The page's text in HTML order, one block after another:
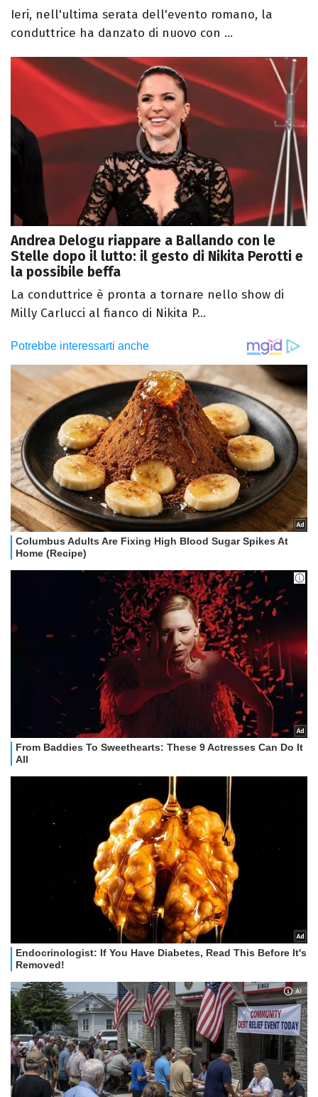
Ieri, nell'ultima serata dell'evento romano, la
conduttrice ha danzato di nuovo con ...
Andrea Delogu riappare a Ballando con le
Stelle dopo il lutto: il gesto di Nikita Perotti e
la possibile beffa
La conduttrice è pronta a tornare nello show di
Milly Carlucci al fianco di Nikita P...